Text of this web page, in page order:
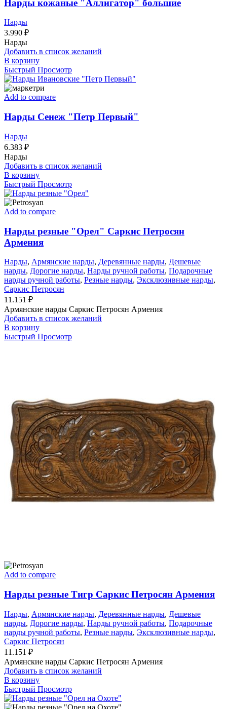
Нарды кожаные "Аллигатор" большие
Нарды
3.990 ₽
Нарды
Добавить в список желаний
В корзину
Быстрый Просмотр
Add to compare
Нарды Сенеж "Петр Первый"
Нарды
6.383 ₽
Нарды
Добавить в список желаний
В корзину
Быстрый Просмотр
Add to compare
Нарды резные "Орел" Саркис Петросян
Армения
Нарды, Армянские нарды, Деревянные нарды, Дешевые
нарды, Дорогие нарды, Нарды ручной работы, Подарочные
нарды ручной работы, Резные нарды, Эксклюзивные нарды,
Саркис Петросян
11.151 ₽
Армянские нарды Саркис Петросян Армения
Добавить в список желаний
В корзину
Быстрый Просмотр
Add to compare
Нарды резные Тигр Саркис Петросян Армения
Нарды, Армянские нарды, Деревянные нарды, Дешевые
нарды, Дорогие нарды, Нарды ручной работы, Подарочные
нарды ручной работы, Резные нарды, Эксклюзивные нарды,
Саркис Петросян
11.151 ₽
Армянские нарды Саркис Петросян Армения
Добавить в список желаний
В корзину
Быстрый Просмотр